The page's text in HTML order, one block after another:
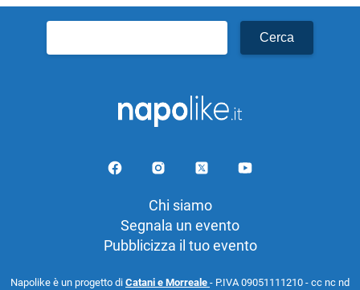
per:
Chi siamo
Segnala un evento
Pubblicizza il tuo evento
Napolike è un progetto di Catani e Morreale - P.IVA 09051111210 - cc nc nd